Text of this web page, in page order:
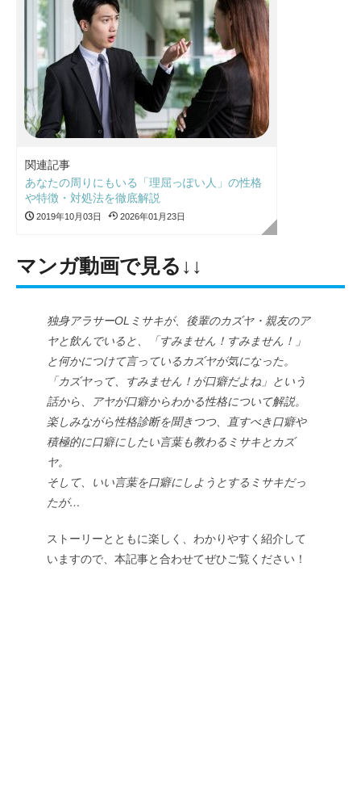
関連記事
あなたの周りにもいる「理屈っぽい人」の性格
や特徴・対処法を徹底解説
2019年10月03日 2026年01月23日
マンガ動画で見る↓↓
独身アラサーOLミサキが、後輩のカズヤ・親友のア
ヤと飲んでいると、
「すみません！すみません！」
と何かにつけて言っているカズヤが気になった。
「カズヤって、すみません！が口癖だよね」という
話から、アヤが口癖からわかる性格について解説。
楽しみながら性格診断を聞きつつ、直すべき口癖や
積極的に口癖にしたい言葉も教わるミサキとカズ
ヤ。
そして、いい言葉を口癖にしようとするミサキだっ
たが…
ストーリーとともに楽しく、わかりやすく紹介して
いますので、本記事と合わせてぜひご覧ください！